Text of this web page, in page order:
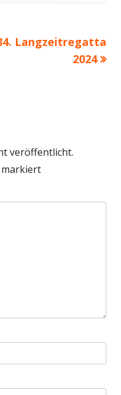
Langzeitregatta
2024
veröffentlicht.
markiert